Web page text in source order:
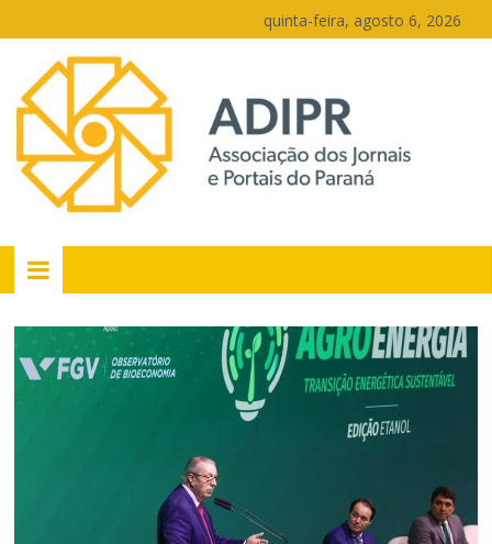
para
conteúdo
quinta-feira, agosto 6, 2026
PR
Portais
Portal
de